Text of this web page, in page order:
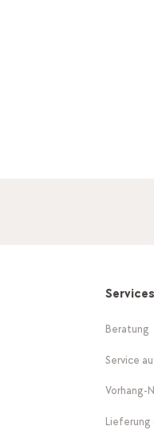
Services
Beratung
Service
Vorhang-